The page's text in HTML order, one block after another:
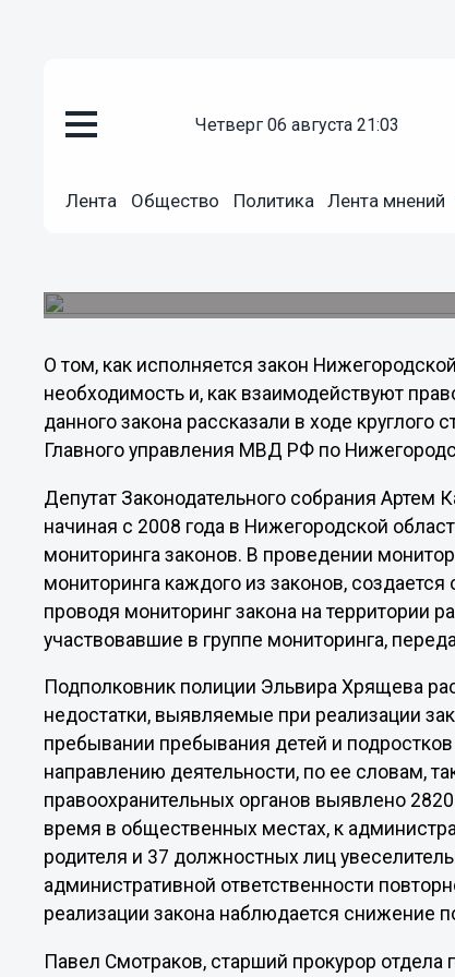
четверг 06 августа 21:03
Лента Общество Политика Лента мнений
31.10.2012 17:29
Нижегородские
общественности обсудили
О том, как исполняется закон
необходимость и, как взаимодействуют
данного закона рассказали в ходе круглого
Главного управления МВД РФ по
Депутат Законодательного собрания Артем
начиная с 2008 года в Нижегородской
мониторинга законов. В проведении
мониторинга каждого из законов,
проводя мониторинг закона на территории
участвовавшие в группе мониторинга,
Подполковник полиции Эльвира Хрящева
недостатки, выявляемые при реализации
пребывании пребывания детей и
направлению деятельности, по ее словам,
правоохранительных органов выявлено
время в общественных местах, к
родителя и 37 должностных лиц
административной ответственности
реализации закона наблюдается снижение
Павел Смотраков, старший прокурор